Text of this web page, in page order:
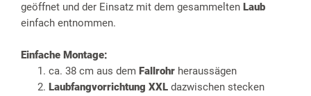
geöffnet und der Einsatz mit dem gesammelten Laub
einfach entnommen.
Einfache Montage:
ca. 38 cm aus dem Fallrohr heraussägen
Laubfangvorrichtung XXL dazwischen stecken